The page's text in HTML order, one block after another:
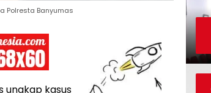
Polresta Banyumas
ungkap kasus